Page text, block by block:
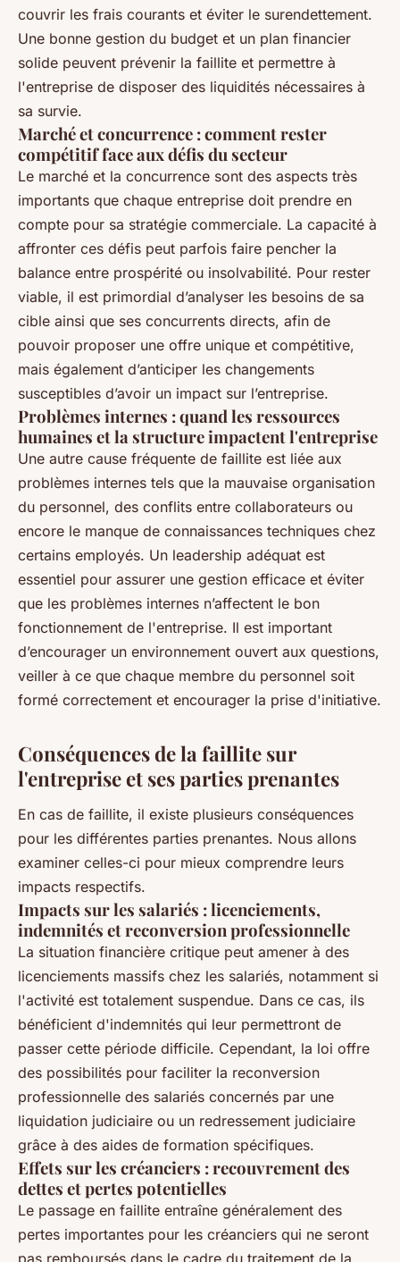
couvrir les frais courants et éviter le surendettement.
Une bonne gestion du budget et un plan financier
solide peuvent prévenir la faillite et permettre à
l'entreprise de disposer des liquidités nécessaires à
sa survie.
Marché et concurrence : comment rester
compétitif face aux défis du secteur
Le marché et la concurrence sont des aspects très
importants que chaque entreprise doit prendre en
compte pour sa stratégie commerciale. La capacité à
affronter ces défis peut parfois faire pencher la
balance entre prospérité ou insolvabilité. Pour rester
viable, il est primordial d’analyser les besoins de sa
cible ainsi que ses concurrents directs, afin de
pouvoir proposer une offre unique et compétitive,
mais également d’anticiper les changements
susceptibles d’avoir un impact sur l’entreprise.
Problèmes internes : quand les ressources
humaines et la structure impactent l'entreprise
Une autre cause fréquente de faillite est liée aux
problèmes internes tels que la mauvaise organisation
du personnel, des conflits entre collaborateurs ou
encore le manque de connaissances techniques chez
certains employés. Un leadership adéquat est
essentiel pour assurer une gestion efficace et éviter
que les problèmes internes n’affectent le bon
fonctionnement de l'entreprise. Il est important
d’encourager un environnement ouvert aux questions,
veiller à ce que chaque membre du personnel soit
formé correctement et encourager la prise d'initiative.
Conséquences de la faillite sur
l'entreprise et ses parties prenantes
En cas de faillite, il existe plusieurs conséquences
pour les différentes parties prenantes. Nous allons
examiner celles-ci pour mieux comprendre leurs
impacts respectifs.
Impacts sur les salariés : licenciements,
indemnités et reconversion professionnelle
La situation financière critique peut amener à des
licenciements massifs chez les salariés, notamment si
l'activité est totalement suspendue. Dans ce cas, ils
bénéficient d'indemnités qui leur permettront de
passer cette période difficile. Cependant, la loi offre
des possibilités pour faciliter la reconversion
professionnelle des salariés concernés par une
liquidation judiciaire ou un redressement judiciaire
grâce à des aides de formation spécifiques.
Effets sur les créanciers : recouvrement des
dettes et pertes potentielles
Le passage en faillite entraîne généralement des
pertes importantes pour les créanciers qui ne seront
pas remboursés dans le cadre du traitement de la